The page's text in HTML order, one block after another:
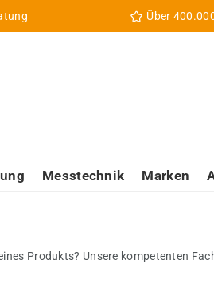
Über
Messtechnik Marken
Produkts? Unsere kompetenten